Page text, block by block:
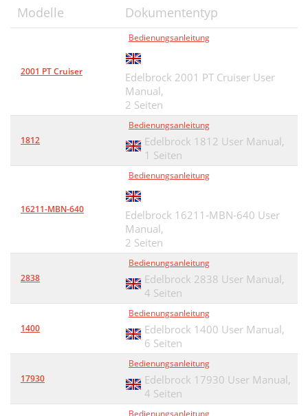
Modelle Dokumententyp
2001 PT Cruiser
Bedienungsanleitung
Edelbrock 2001 PT Cruiser User
Manual,
2 Seiten
1812
Bedienungsanleitung
Edelbrock 1812 User Manual,
1 Seiten
16211-MBN-640
Bedienungsanleitung
Edelbrock 16211-MBN-640 User
Manual,
2 Seiten
2838
Bedienungsanleitung
Edelbrock 2838 User Manual,
4 Seiten
1400
Bedienungsanleitung
Edelbrock 1400 User Manual,
6 Seiten
17930
Bedienungsanleitung
Edelbrock 17930 User Manual,
4 Seiten
Bedienungsanleitung